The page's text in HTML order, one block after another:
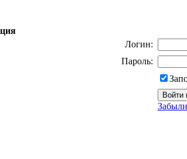
Логин:
Пароль: